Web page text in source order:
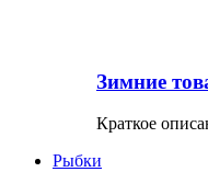
Зимние
Краткое
Рыбки